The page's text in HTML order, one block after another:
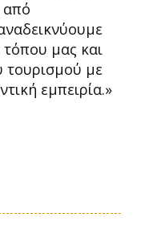
από
μας και
τουρισμού με
εμπειρία.»